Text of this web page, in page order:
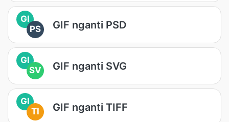
GI
PS
GIF nganti PSD
GI
SV
GIF nganti SVG
GI
TI
GIF nganti TIFF